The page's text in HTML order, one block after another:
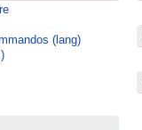
(lang)